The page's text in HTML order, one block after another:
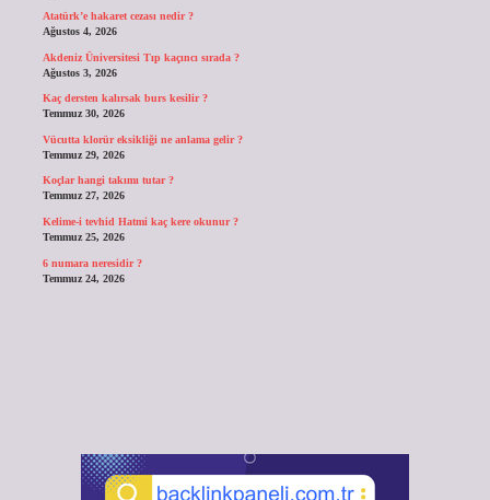
Atatürk’e hakaret cezası nedir ?
Ağustos 4, 2026
Akdeniz Üniversitesi Tıp kaçıncı sırada ?
Ağustos 3, 2026
Kaç dersten kalırsak burs kesilir ?
Temmuz 30, 2026
Vücutta klorür eksikliği ne anlama gelir ?
Temmuz 29, 2026
Koçlar hangi takımı tutar ?
Temmuz 27, 2026
Kelime-i tevhid Hatmi kaç kere okunur ?
Temmuz 25, 2026
6 numara neresidir ?
Temmuz 24, 2026